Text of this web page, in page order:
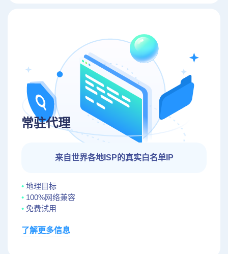
常驻代理
来自世界各地ISP的真实白名单IP
地理目标
100%网络兼容
免费试用
了解更多信息